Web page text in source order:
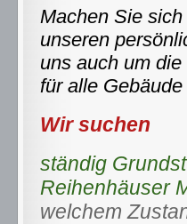
Machen Sie
unseren
uns auch um
für alle
Wir suchen
ständig
Reihenhäuser
welchem